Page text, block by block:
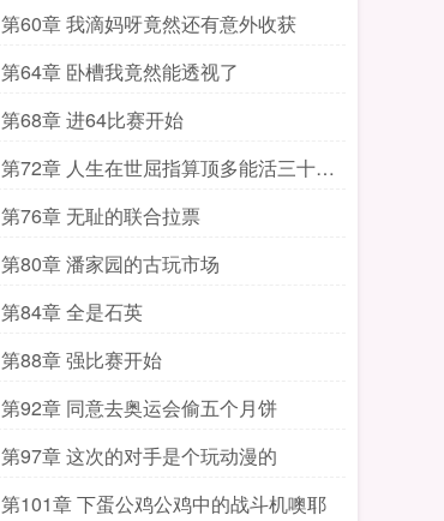
第60章 我滴妈呀竟然还有意外收获
第64章 卧槽我竟然能透视了
第68章 进64比赛开始
第72章 人生在世屈指算顶多能活三十六
天
第76章 无耻的联合拉票
第80章 潘家园的古玩市场
第84章 全是石英
第88章 强比赛开始
第92章 同意去奥运会偷五个月饼
第97章 这次的对手是个玩动漫的
第101章 下蛋公鸡公鸡中的战斗机噢耶